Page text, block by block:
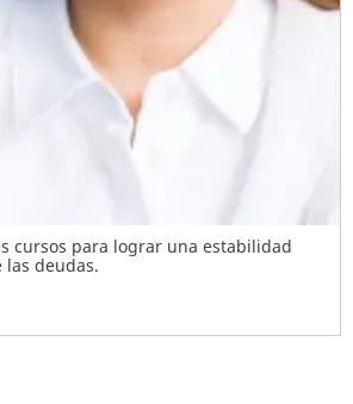
cursos para lograr una estabilidad
deudas.